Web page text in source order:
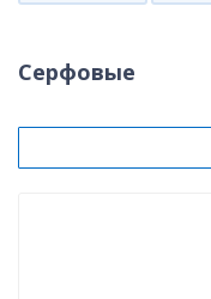
Серфовые